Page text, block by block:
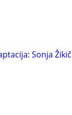
Sonja Žikič